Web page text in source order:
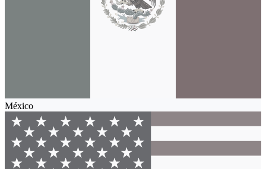
México